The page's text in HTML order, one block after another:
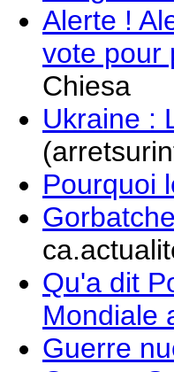
Alerte !
vote pour
Chiesa
Ukraine :
Pourquoi
Qu'a dit
Mondiale
Guerre